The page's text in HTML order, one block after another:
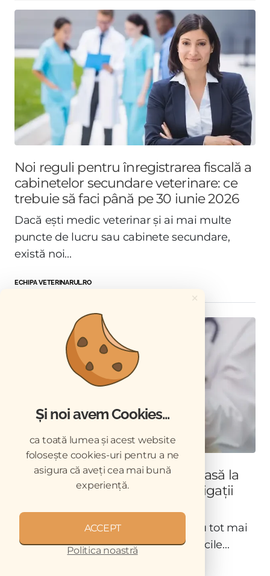
Noi reguli pentru înregistrarea fiscală a
cabinetelor secundare veterinare: ce
trebuie să faci până pe 30 iunie 2026
Dacă ești medic veterinar și ai mai multe
puncte de lucru sau cabinete secundare,
există noi...
ECHIPA VETERINARUL.RO
Oferi sau primești tichete de masă la
cabinetul veterinar? Iată ce obligații
Tichetele de masă sunt un beneficiu tot mai
frecvent întâlnit în cabinetele și clinicile...
×
Și noi avem Cookies...
ca toată lumea și acest website
folosește cookies-uri pentru a ne
asigura că aveți cea mai bună
experiență.
ACCEPT
Politica noastră